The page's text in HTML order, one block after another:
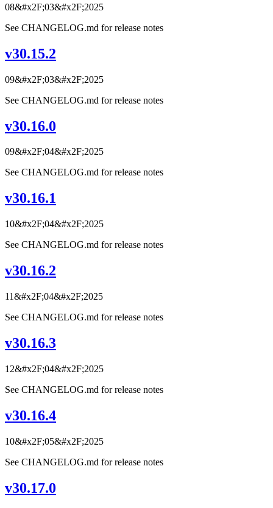
08&#x2F;03&#x2F;2025
See CHANGELOG.md for release notes
v30.15.2
09&#x2F;03&#x2F;2025
See CHANGELOG.md for release notes
v30.16.0
09&#x2F;04&#x2F;2025
See CHANGELOG.md for release notes
v30.16.1
10&#x2F;04&#x2F;2025
See CHANGELOG.md for release notes
v30.16.2
11&#x2F;04&#x2F;2025
See CHANGELOG.md for release notes
v30.16.3
12&#x2F;04&#x2F;2025
See CHANGELOG.md for release notes
v30.16.4
10&#x2F;05&#x2F;2025
See CHANGELOG.md for release notes
v30.17.0